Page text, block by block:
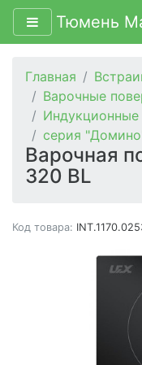
Тюмень
Главная
Варочные
Индукционные
серия
Варочная
320 BL
Код товара: